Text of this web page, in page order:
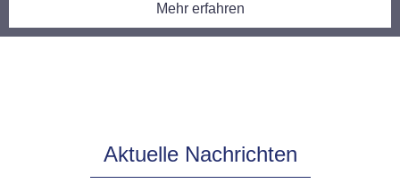
Mehr erfahren
Mehr erfahren
Mehr erfahren
Aktuelle Nachrichten